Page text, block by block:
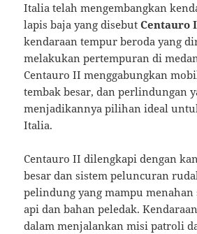
Italia telah mengembangkan
lapis baja yang disebutCentauro
kendaraan tempur beroda yang
melakukan pertempuran di
Centauro II menggabungkan
tembak besar, dan perlindungan
menjadikannya pilihan ideal
Italia.
Centauro II dilengkapi dengan
besar dan sistem peluncuran
pelindung yang mampu menahan
api dan bahan peledak.
dalam menjalankan misi patroli